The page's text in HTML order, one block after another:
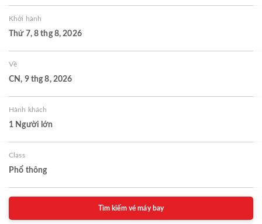
Khởi hành
Thứ 7, 8 thg 8, 2026
Về
CN, 9 thg 8, 2026
Hành khách
1 Người lớn
Class
Phổ thông
Tìm kiếm vé máy bay